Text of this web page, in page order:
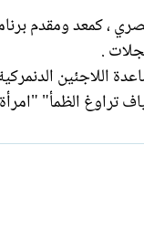
، كمعد ومقدم
.
اللاجئين
تراوغ الظمأ"